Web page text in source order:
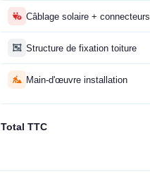
Câblage solaire + connecteurs
Structure de fixation toiture
Main-d'œuvre installation
Total TTC